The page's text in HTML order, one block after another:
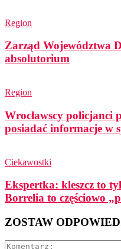
Region
Zarząd Województwa
absolutorium
Region
Wrocławscy policjanci
posiadać informacje w
Ciekawostki
Ekspertka: kleszcz to
Borrelia to częściowo
ZOSTAW